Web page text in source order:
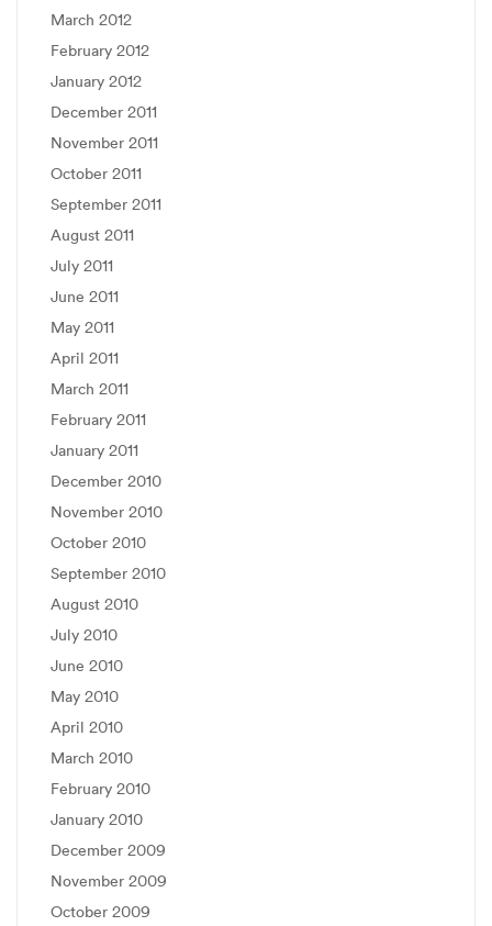
March 2012
February 2012
January 2012
December 2011
November 2011
October 2011
September 2011
August 2011
July 2011
June 2011
May 2011
April 2011
March 2011
February 2011
January 2011
December 2010
November 2010
October 2010
September 2010
August 2010
July 2010
June 2010
May 2010
April 2010
March 2010
February 2010
January 2010
December 2009
November 2009
October 2009